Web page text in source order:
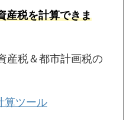
産税を計算できま
産税＆都市計画税の
算ツール